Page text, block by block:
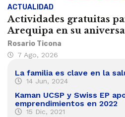
ACTUALIDAD
Actividades gratuitas
Arequipa en su
Rosario Ticona
7 Ago, 2026
La familia es clave en la
14 Jun, 2024
Kaman UCSP y Swiss EP
emprendimientos en 2022
15 Dic, 2021